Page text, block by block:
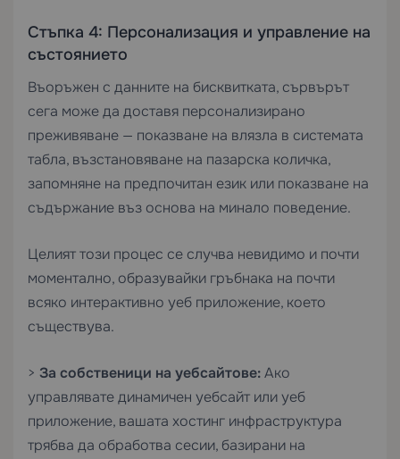
Стъпка 4: Персонализация и управление на
състоянието
Въоръжен с данните на бисквитката, сървърът
сега може да доставя персонализирано
преживяване — показване на влязла в системата
табла, възстановяване на пазарска количка,
запомняне на предпочитан език или показване на
съдържание въз основа на минало поведение.
Целият този процес се случва невидимо и почти
моментално, образувайки гръбнака на почти
всяко интерактивно уеб приложение, което
съществува.
> За собственици на уебсайтове:Ако
управлявате динамичен уебсайт или уеб
приложение, вашата хостинг инфраструктура
трябва да обработва сесии, базирани на